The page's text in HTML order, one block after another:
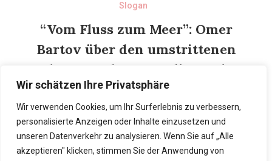
Wir schätzen Ihre Privatsphäre
Wir verwenden Cookies, um Ihr Surferlebnis zu verbessern,
personalisierte Anzeigen oder Inhalte einzusetzen und
unseren Datenverkehr zu analysieren. Wenn Sie auf „Alle
akzeptieren" klicken, stimmen Sie der Anwendung von
Slogan
“Vom Fluss zum Meer”: Omer
Bartov über den umstrittenen
Slogan und warum die Zwei-
Staaten-Lösung nicht
realisierbar ist
7. April 2025